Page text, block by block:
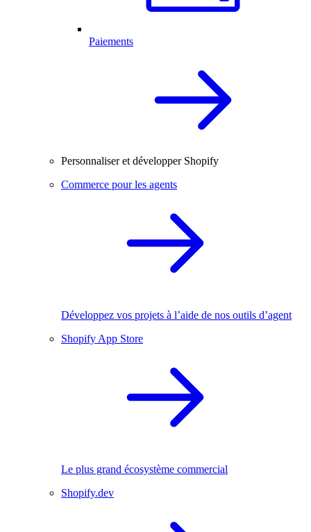
Paiements
Personnaliser et développer Shopify
Commerce pour les agents
Développez vos projets à l’aide de nos outils d’agent
Shopify App Store
Le plus grand écosystème commercial
Shopify.dev